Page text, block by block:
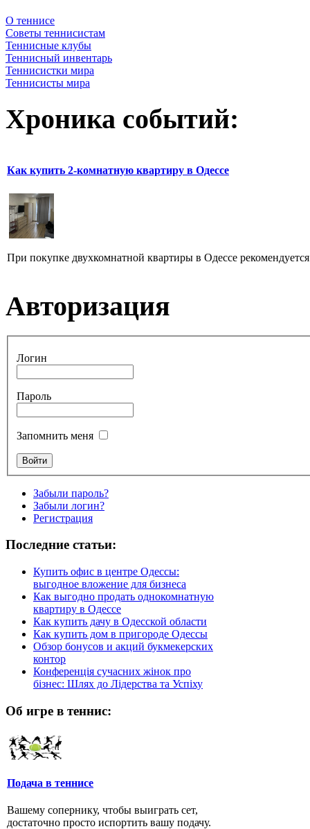
О теннисе
Советы теннисистам
Теннисные клубы
Теннисный инвентарь
Теннисистки мира
Теннисисты мира
Хроника событий:
Как купить 2-комнатную квартиру в Одессе
При покупке двухкомнатной квартиры в Одессе
Авторизация
Логин
Пароль
Запомнить меня
Забыли пароль?
Забыли логин?
Регистрация
Последние статьи:
Купить офис в центре Одессы:
выгодное вложение для бизнеса
Как выгодно продать однокомнатную
квартиру в Одессе
Как купить дачу в Одесской области
Как купить дом в пригороде Одессы
Обзор бонусов и акций букмекерских
контор
Конференція сучасних жінок про
бізнес: Шлях до Лідерства та Успіху
Об игре в теннис:
Подача в теннисе
Вашему сопернику, чтобы выиграть сет,
достаточно просто испортить вашу подачу.